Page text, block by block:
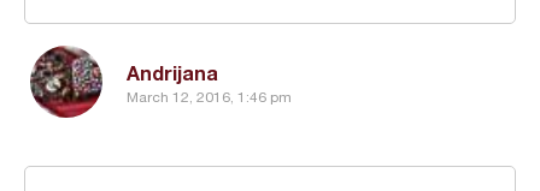
Andrijana
March 12, 2016, 1:46 pm